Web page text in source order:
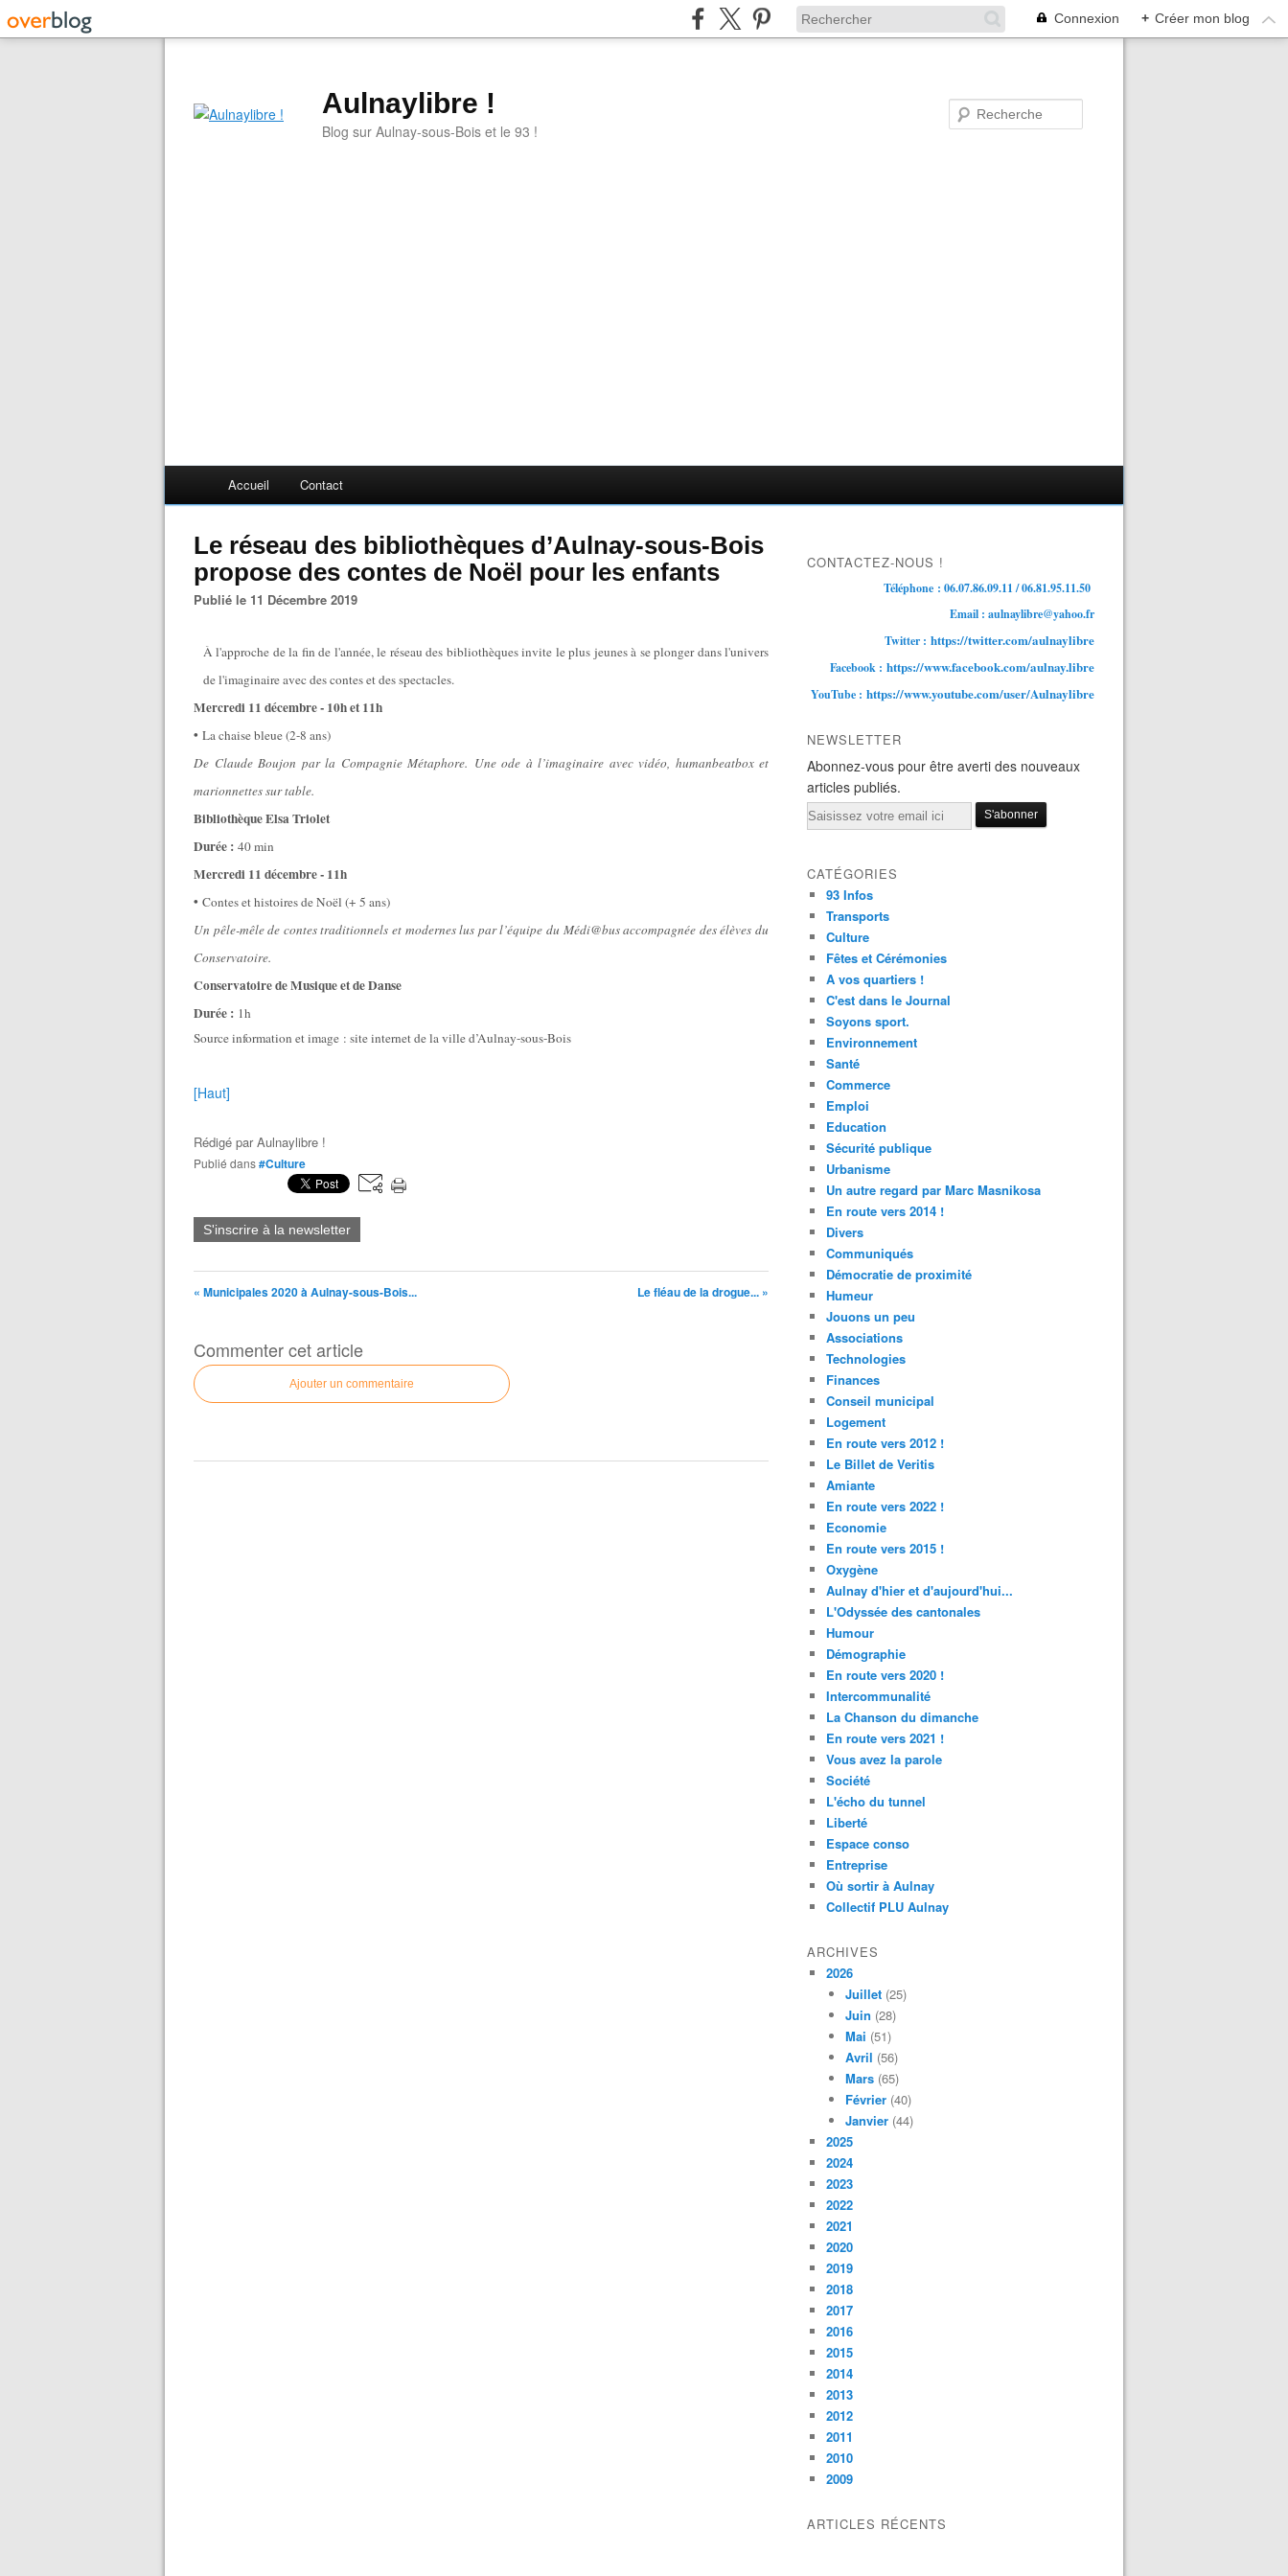
Connexion + Créer mon blog
Aulnaylibre !
Blog sur Aulnay-sous-Bois et le 93 !
Accueil Contact
Le réseau des bibliothèques d’Aulnay-sous-Bois
propose des contes de Noël pour les enfants
Publié le 11 Décembre 2019
À l'approche de la fin de l'année, le réseau des bibliothèques invite le plus jeunes à se plonger dans l'univers
de l'imaginaire avec des contes et des spectacles.
Mercredi 11 décembre - 10h et 11h
• La chaise bleue (2-8 ans)
De Claude Boujon par la Compagnie Métaphore. Une ode à l’imaginaire avec vidéo, humanbeatbox et
marionnettes sur table.
Bibliothèque Elsa Triolet
Durée : 40 min
Mercredi 11 décembre - 11h
• Contes et histoires de Noël (+ 5 ans)
Un pêle-mêle de contes traditionnels et modernes lus par l’équipe du Médi@bus accompagnée des élèves du
Conservatoire.
Conservatoire de Musique et de Danse
Durée : 1h
Source information et image : site internet de la ville d’Aulnay-sous-Bois
[Haut]
Rédigé parAulnaylibre !
Publié dans#Culture
S'inscrire à la newsletter
« Municipales 2020 à Aulnay-sous-Bois... Le fléau de la drogue... »
Commenter cet article
Ajouter un commentaire
CONTACTEZ-NOUS !
Téléphone : 06.07.86.09.11 / 06.81.95.11.50
Email : aulnaylibre@yahoo.fr
Twitter : https://twitter.com/aulnaylibre
Facebook : https://www.facebook.com/aulnay.libre
YouTube : https://www.youtube.com/user/Aulnaylibre
NEWSLETTER
Abonnez-vous pour être averti des nouveaux
articles publiés.
Email
CATÉGORIES
93 Infos
Transports
Culture
Fêtes et Cérémonies
A vos quartiers !
C'est dans le Journal
Soyons sport.
Environnement
Santé
Commerce
Emploi
Education
Sécurité publique
Urbanisme
Un autre regard par Marc Masnikosa
En route vers 2014 !
Divers
Communiqués
Démocratie de proximité
Humeur
Jouons un peu
Associations
Technologies
Finances
Conseil municipal
Logement
En route vers 2012 !
Le Billet de Veritis
Amiante
En route vers 2022 !
Economie
En route vers 2015 !
Oxygène
Aulnay d'hier et d'aujourd'hui...
L'Odyssée des cantonales
Humour
Démographie
En route vers 2020 !
Intercommunalité
La Chanson du dimanche
En route vers 2021 !
Vous avez la parole
Société
L'écho du tunnel
Liberté
Espace conso
Entreprise
Où sortir à Aulnay
Collectif PLU Aulnay
ARCHIVES
2026
Juillet (25)
Juin (28)
Mai (51)
Avril (56)
Mars (65)
Février (40)
Janvier (44)
2025
2024
2023
2022
2021
2020
2019
2018
2017
2016
2015
2014
2013
2012
2011
2010
2009
ARTICLES RÉCENTS